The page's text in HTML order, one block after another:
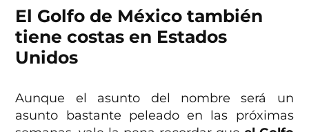
El Golfo de México también
tiene costas en Estados
Unidos
Aunque el asunto del nombre será un
asunto bastante peleado en las próximas